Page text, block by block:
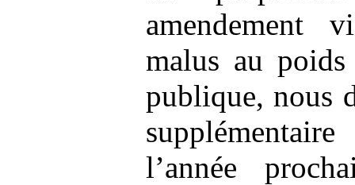
amendement
malus au poids
publique, nous
l’année